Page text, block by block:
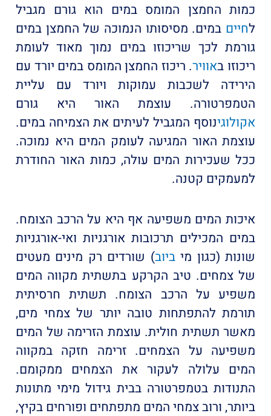
כמות החמצן המומס במים הוא גורם מגביל
לחיים במים. מסיסותו הנמוכה של החמצן במים
גורמת לכך שריכוזו במים נמוך מאוד לעומת
ריכוזו באוויר. ריכוז החמצן המומס במים יורד עם
הירידה לשכבות עמוקות ויורד עם עליית
הטמפרטורה. עוצמת האור היא גורם
אקולוגינוסף המגביל לעיתים את הצמיחה במים.
עוצמת האור המגיעה לעומק המים היא נמוכה.
ככל שעכירות המים עולה, כמות האור החודרת
למעמקים קטנה.
איכות המים משפיעה אף היא על הרכב הצומח.
במים המכילים תרכובות אורגניות ואי-אורגניות
שונות (כגון מיביוב) שורדים רק מינים מעטים
של צמחים. טיב הקרקע בתשתית מקווה המים
משפיע על הרכב הצומח. תשתית חרסיתית
תורמת להתפתחות טובה יותר של צמחי מים,
מאשר תשתית חולית. עוצמת הזרימה של המים
משפיעה על הצמחים. זרימה חזקה במקווה
המים עלולה לעקור את הצמחים ממקומם.
התנודות בטמפרטורה בבית גידול מימי מתונות
ביותר, ורוב צמחי המים מתפתחים ופורחים בקיץ,